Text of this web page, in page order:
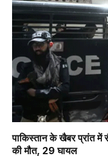
पाकिस्तान के खैबर प्रांत में
की मौत, 29 घायल